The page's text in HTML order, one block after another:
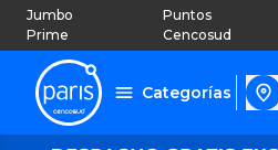
Jumbo
Prime
Puntos
Cencosud
Categorías